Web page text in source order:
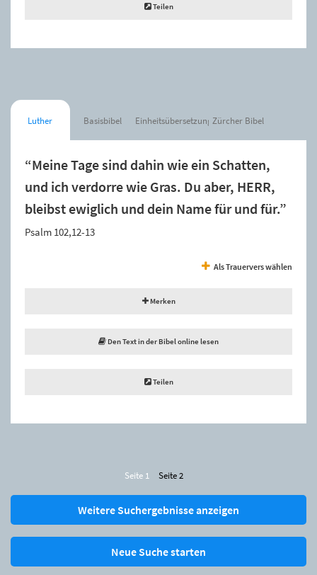
Teilen
Luther Basisbibel Einheitsübersetzung Zürcher Bibel
“Meine Tage sind dahin wie ein Schatten,
und ich verdorre wie Gras. Du aber, HERR,
bleibst ewiglich und dein Name für und für.”
Psalm 102,12-13
Als Trauervers wählen
Merken
Den Text in der Bibel online lesen
Teilen
Seite 1 Seite 2
Weitere Suchergebnisse anzeigen
Neue Suche starten